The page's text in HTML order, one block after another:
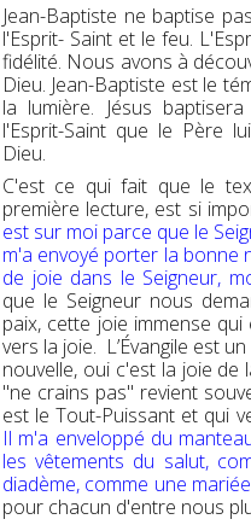
Jean-Baptiste ne baptise
l'Esprit- Saint et le feu.
fidélité. Nous avons à
Dieu. Jean-Baptiste est le
la lumière. Jésus
l'Esprit-Saint que le Père
Dieu.
C'est ce qui fait que le
première lecture, est si
est sur moi parce que le
m'a envoyé porter la bonne
de joie dans le Seigneur,
que le Seigneur nous
paix, cette joie immense
vers la joie. L’Évangile est
nouvelle, oui c'est la joie de
"ne crains pas" revient
est le Tout-Puissant et qui
Il m'a enveloppé du
les vêtements du salut,
diadème, comme une
pour chacun d'entre nous